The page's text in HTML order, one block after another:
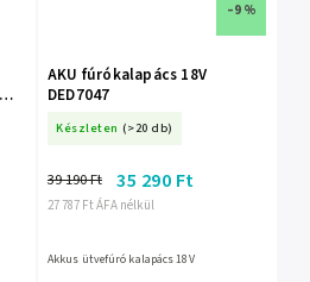
–9 %
AKU fúrókalapács 18V
DED7047
Készleten (>20 db)
27 787 Ft ÁFA nélkül
39 190 Ft 35 290 Ft
Akkus ütvefúró kalapács 18V